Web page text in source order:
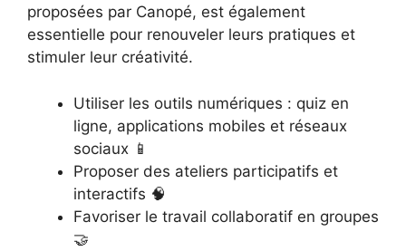
proposées par Canopé, est également
essentielle pour renouveler leurs pratiques et
stimuler leur créativité.
Utiliser les outils numériques : quiz en
ligne, applications mobiles et réseaux
sociaux 📱
Proposer des ateliers participatifs et
interactifs 🧠
Favoriser le travail collaboratif en groupes
🤝